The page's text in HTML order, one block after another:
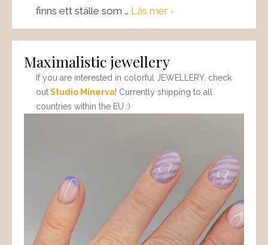
finns ett ställe som … Läs mer ›
Maximalistic jewellery
If you are interested in colorful JEWELLERY, check
outStudio Minerva! Currently shipping to all
countries within the EU :)